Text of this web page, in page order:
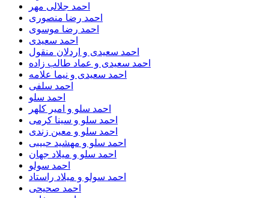
احمد جلالی مهر
احمد رضا منصوری
احمد رضا موسوی
احمد سعیدی
احمد سعیدی و اردلان منقول
احمد سعیدی و عماد طالب زاده
احمد سعیدی و نیما علامه
احمد سلفی
احمد سلو
احمد سلو و امیر کلهر
احمد سلو و سینا کرمی
احمد سلو و معین زندی
احمد سلو و مهشید حبیبی
احمد سلو و میلاد جهان
احمد سولو
احمد سولو و میلاد راستاد
احمد صحیحی